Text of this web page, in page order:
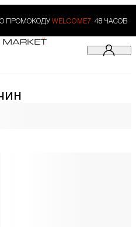
ПРОМОКОДУ WELCOME7. 48 ЧАСОВ